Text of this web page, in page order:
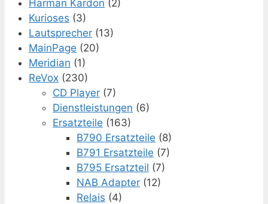
Harman Kardon (2)
Kurioses (3)
Lautsprecher (13)
MainPage (20)
Meridian (1)
ReVox (230)
CD Player (7)
Dienstleistungen (6)
Ersatzteile (163)
B790 Ersatzteile (8)
B791 Ersatzteile (7)
B795 Ersatzteil (7)
NAB Adapter (12)
Relais (4)